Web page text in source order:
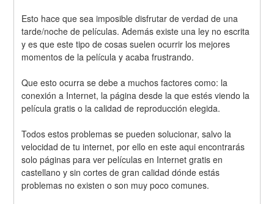
Esto hace que sea imposible disfrutar de verdad de una
tarde/noche de películas. Además existe una ley no escrita
y es que este tipo de cosas suelen ocurrir los mejores
momentos de la película y acaba frustrando.
Que esto ocurra se debe a muchos factores como: la
conexión a Internet, la página desde la que estés viendo la
película gratis o la calidad de reproducción elegida.
Todos estos problemas se pueden solucionar, salvo la
velocidad de tu internet, por ello en este aqui encontrarás
solo páginas para ver películas en Internet gratis en
castellano y sin cortes de gran calidad dónde estás
problemas no existen o son muy poco comunes.